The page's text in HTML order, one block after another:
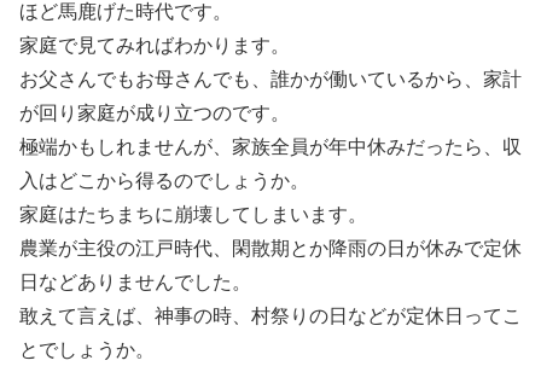
ほど馬鹿げた時代です。
家庭で見てみればわかります。
お父さんでもお母さんでも、誰かが働いているから、家計
が回り家庭が成り立つのです。
極端かもしれませんが、家族全員が年中休みだったら、収
入はどこから得るのでしょうか。
家庭はたちまちに崩壊してしまいます。
農業が主役の江戸時代、閑散期とか降雨の日が休みで定休
日などありませんでした。
敢えて言えば、神事の時、村祭りの日などが定休日ってこ
とでしょうか。